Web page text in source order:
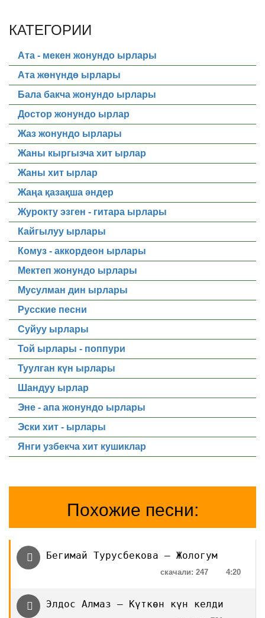
КАТЕГОРИИ
Ата - мекен жонундо ырлары
Ата жөнүндө ырлары
Бала бакча жонундо ырлары
Достор жонундо ырлар
Жаз жонундо ырлары
Жаны кыргызча хит ырлар
Жаны хит ырлар
Жаңа қазақша әндер
Журокту эзген - гитара ырлары
Кайгылуу ырлары
Комуз - аккордеон ырлары
Мектеп жонундо ырлары
Мусулман дин ырлары
Русские песни
Суйуу ырлары
Той ырлары - поппури
Туулган күн ырлары
Шандуу ырлар
Эне - апа жонундо ырлары
Эски хит - ырлары
Янги узбекча хит кушиклар
Похожие песни:
Бегимай Турусбекова — Жологум
4:20
скачали: 247
Элдос Алмаз — Күткөн күн келди